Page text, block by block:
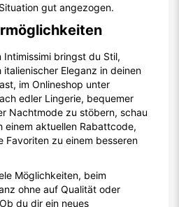
gut angezogen.
bringst du Stil,
italienischer Eleganz in deinen
im Onlineshop unter
edler Lingerie, bequemer
Nachtmode zu stöbern, schau
einem aktuellen Rabattcode,
Favoriten zu einem besseren
Möglichkeiten, beim
ohne auf Qualität oder
du dir ein neues